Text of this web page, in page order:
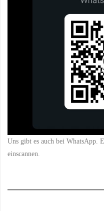
Uns gibt es auch bei WhatsApp.
einscannen.